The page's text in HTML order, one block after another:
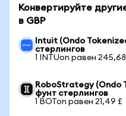
Конвертируйте
в GBP
Intuit (Ondo
стерлингов
1 INTUon равен
RoboStrategy (Ondo
фунт стерлингов
1 BOTon равен 21,49 £